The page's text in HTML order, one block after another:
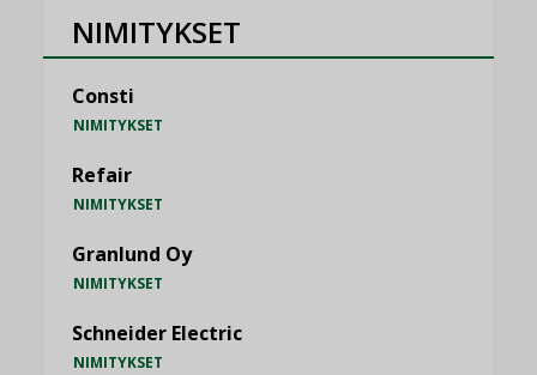
NIMITYKSET
Consti
NIMITYKSET
Refair
NIMITYKSET
Granlund Oy
NIMITYKSET
Schneider Electric
NIMITYKSET